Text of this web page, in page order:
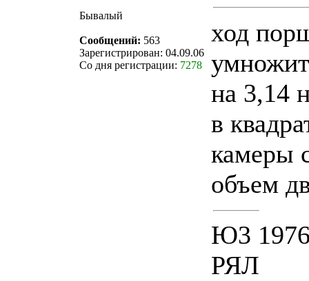
Бывалый
Сообщений: 563
Зарегистрирован: 04.09.06
Со дня регистрации: 7278
ход
на 3,14
в
камеры
объем
Ю3
РЯЛ